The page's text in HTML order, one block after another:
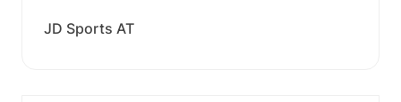
JD Sports AT